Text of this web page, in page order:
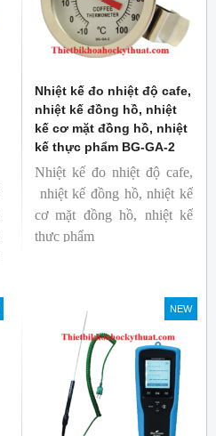
Nhiệt kế đo nhiệt độ cafe,
nhiệt kế đồng hồ, nhiệt
kế cơ mặt đồng hồ, nhiệt
kế thực phẩm BG-GA-2
Nhiệt kế đo nhiệt độ cafe,
nhiệt kế đồng hồ, nhiệt kế
cơ mặt đồng hồ, nhiệt kế
thực phẩm
NEW